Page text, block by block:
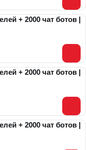
+ 2000 чат ботов |
+ 2000 чат ботов |
+ 2000 чат ботов |